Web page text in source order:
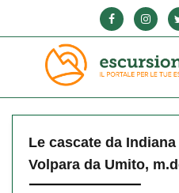
Le cascate da
Volpara da Umito,